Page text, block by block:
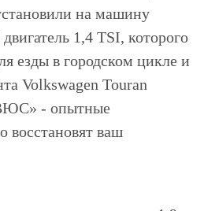
на машину
1,4 TSI, которого
езды в городском цикле и
Volkswagen Touran
- опытные
восстановят ваш